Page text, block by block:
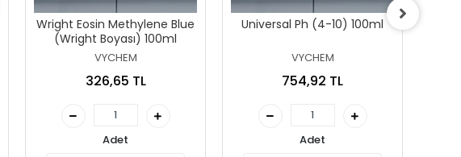
Wright Eosin Methylene Blue
(Wright Boyası) 100ml
VYCHEM
326,65 TL
Adet
Universal Ph (4-10) 100ml
VYCHEM
754,92 TL
Adet